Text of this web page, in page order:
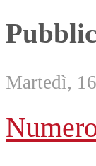
Martedì,